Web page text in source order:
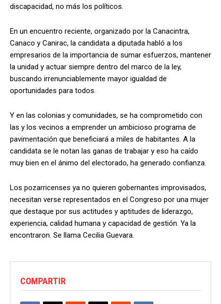
discapacidad, no más los políticos.
En un encuentro reciente, organizado por la Canacintra,
Canaco y Canirac, la candidata a diputada habló a los
empresarios de la importancia de sumar esfuerzos, mantener
la unidad y actuar siempre dentro del marco de la ley,
buscando irrenunciablemente mayor igualdad de
oportunidades para todos.
Y en las colonias y comunidades, se ha comprometido con
las y los vecinos a emprender un ambicioso programa de
pavimentación que beneficiará a miles de habitantes. A la
candidata se le notan las ganas de trabajar y eso ha caído
muy bien en el ánimo del electorado, ha generado confianza.
Los pozarricenses ya no quieren gobernantes improvisados,
necesitan verse representados en el Congreso por una mujer
que destaque por sus actitudes y aptitudes de liderazgo,
experiencia, calidad humana y capacidad de gestión. Ya la
encontraron. Se llama Cecilia Guevara.
COMPARTIR